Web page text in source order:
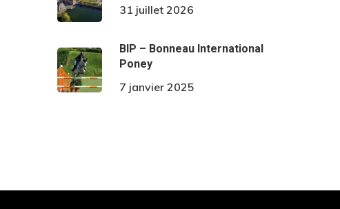
31 juillet 2026
BIP – Bonneau International
Poney
7 janvier 2025